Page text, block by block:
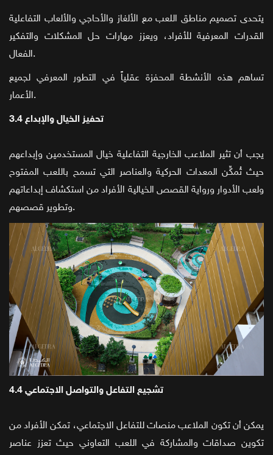
يتحدى تصميم مناطق اللعب مع الألغاز والأحاجي والألعاب التفاعلية
القدرات المعرفية للأفراد، ويعزز مهارات حل المشكلات والتفكير
الفعال.
تساهم هذه الأنشطة المحفزة عقلياً في التطور المعرفي لجميع
الأعمار.
3.4 تحفيز الخيال والإبداع
يجب أن تثير الملاعب الخارجية التفاعلية خيال المستخدمين وإبداعهم
حيث تُمكِّن المعدات الحركية والعناصر التي تسمح باللعب المفتوح
ولعب الأدوار ورواية القصص الخيالية الأفراد من استكشاف إبداعاتهم
وتطوير قصصهم.
4.4 تشجيع التفاعل والتواصل الاجتماعي
يمكن أن تكون الملاعب منصات للتفاعل الاجتماعي، تمكن الأفراد من
تكوين صداقات والمشاركة في اللعب التعاوني حيث تعزز عناصر